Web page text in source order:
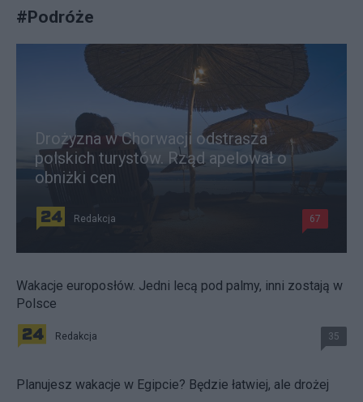
#Podróże
Drożyzna w Chorwacji odstrasza
polskich turystów. Rząd apelował o
obniżki cen
Redakcja 67
Wakacje europosłów. Jedni lecą pod palmy, inni zostają w
Polsce
Redakcja 35
Planujesz wakacje w Egipcie? Będzie łatwiej, ale drożej